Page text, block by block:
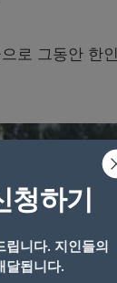
로 그동안 한
청하기
립니다. 지인들의
달됩니다.